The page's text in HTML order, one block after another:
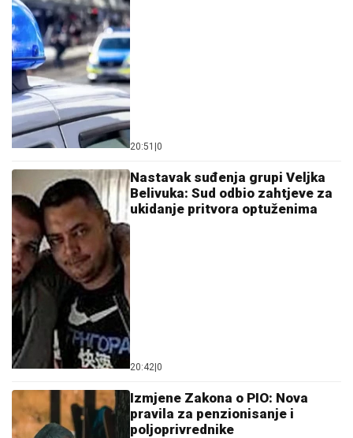
20:51 0
Nastavak suđenja grupi Veljka
Belivuka: Sud odbio zahtjeve za
ukidanje pritvora optuženima
20:42 0
Izmjene Zakona o PIO: Nova
pravila za penzionisanje i
poljoprivrednike